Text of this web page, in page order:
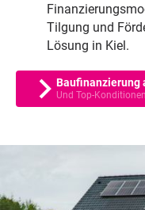
Tilgung und
Lösung in Kiel.
Baufinanzierung
Und Top-